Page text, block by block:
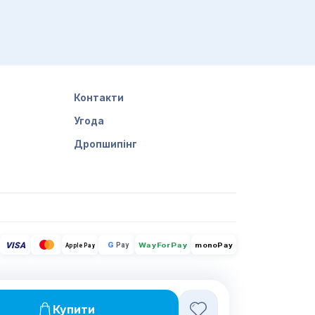
Купити
Контакти
Угода
Дропшипінг
VISA Apple Pay G Pay WayForPay monoPay